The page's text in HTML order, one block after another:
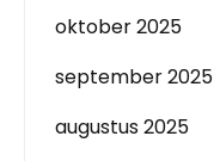
oktober 2025
september 2025
augustus 2025